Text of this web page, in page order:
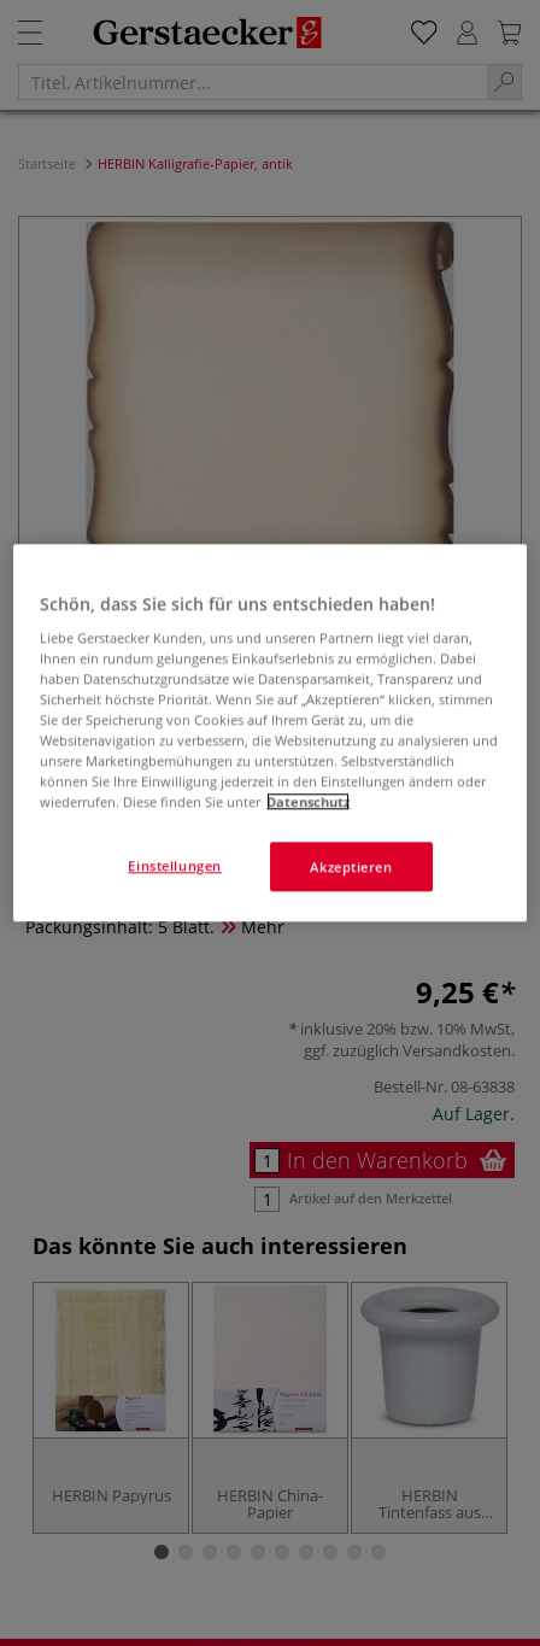
Startseite HERBIN Kalligrafie-Papier, antik
HERBIN Kalligrafie-Papier, antik
0 Bewertungen
HERBIN Kalligrafie-Papier ist ideal für Kalligrafie,
Kartengestaltung und stilvolle Bastelarbeiten. Antikes
Aussehen, konturierter Rand, elfenbeinfarben.
Packungsinhalt: 5 Blatt.
Mehr
9,25 €
inklusive 20% bzw. 10% MwSt,
ggf. zuzüglich Versandkosten.
Bestell-Nr.08-63838
Auf Lager.
In den Warenkorb
Artikel auf den Merkzettel
Das könnte Sie auch interessieren
HERBIN Papyrus HERBIN China-
Papier
HERBIN
Tintenfass aus
Porzellan
Schön, dass Sie sich für uns entschieden haben!
Liebe Gerstaecker Kunden, uns und unseren Partnern liegt viel daran,
Ihnen ein rundum gelungenes Einkaufserlebnis zu ermöglichen. Dabei
haben Datenschutzgrundsätze wie Datensparsamkeit, Transparenz und
Sicherheit höchste Priorität. Wenn Sie auf „Akzeptieren“ klicken, stimmen
Sie der Speicherung von Cookies auf Ihrem Gerät zu, um die
Websitenavigation zu verbessern, die Websitenutzung zu analysieren und
unsere Marketingbemühungen zu unterstützen. Selbstverständlich
können Sie Ihre Einwilligung jederzeit in den Einstellungen ändern oder
wiederrufen. Diese finden Sie unter Datenschutz
Akzeptieren
Einstellungen